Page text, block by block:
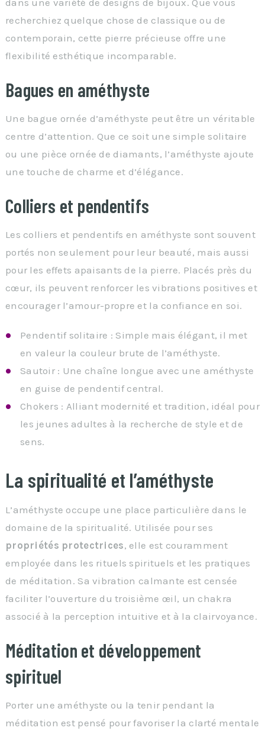
recherchiez quelque chose de classique ou de
contemporain, cette pierre précieuse offre une
flexibilité esthétique incomparable.
Bagues en améthyste
Une bague ornée d’améthyste peut être un véritable
centre d’attention. Que ce soit une simple solitaire
ou une pièce ornée de diamants, l’améthyste ajoute
une touche de charme et d’élégance.
Colliers et pendentifs
Les colliers et pendentifs en améthyste sont souvent
portés non seulement pour leur beauté, mais aussi
pour les effets apaisants de la pierre. Placés près du
cœur, ils peuvent renforcer les vibrations positives et
encourager l’amour-propre et la confiance en soi.
Pendentif solitaire : Simple mais élégant, il met
en valeur la couleur brute de l’améthyste.
Sautoir : Une chaîne longue avec une améthyste
en guise de pendentif central.
Chokers : Alliant modernité et tradition, idéal pour
les jeunes adultes à la recherche de style et de
sens.
La spiritualité et l’améthyste
L’améthyste occupe une place particulière dans le
domaine de la spiritualité. Utilisée pour ses
propriétés protectrices, elle est couramment
employée dans les rituels spirituels et les pratiques
de méditation. Sa vibration calmante est censée
faciliter l’ouverture du troisième œil, un chakra
associé à la perception intuitive et à la clairvoyance.
Méditation et développement
spirituel
Porter une améthyste ou la tenir pendant la
méditation est pensé pour favoriser la clarté mentale